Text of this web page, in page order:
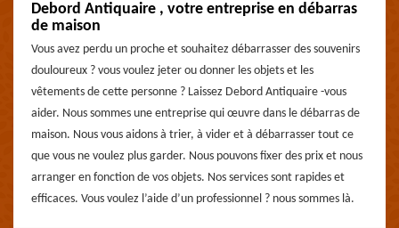
Debord Antiquaire , votre entreprise en débarras
de maison
Vous avez perdu un proche et souhaitez débarrasser des souvenirs
douloureux ? vous voulez jeter ou donner les objets et les
vêtements de cette personne ? Laissez Debord Antiquaire -vous
aider. Nous sommes une entreprise qui œuvre dans le débarras de
maison. Nous vous aidons à trier, à vider et à débarrasser tout ce
que vous ne voulez plus garder. Nous pouvons fixer des prix et nous
arranger en fonction de vos objets. Nos services sont rapides et
efficaces. Vous voulez l’aide d’un professionnel ? nous sommes là.